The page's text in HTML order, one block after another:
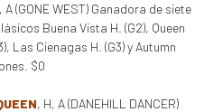
A (GONE WEST) Ganadora de siete
Buena Vista H. (G2), Queen
Las Cienagas H. (G3) y Autumn
$0
, H, A (DANEHILL DANCER)